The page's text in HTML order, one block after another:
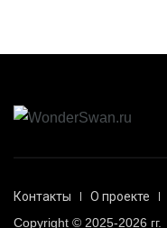
Контакты О проекте
Copyright © 2025-2026 гг.